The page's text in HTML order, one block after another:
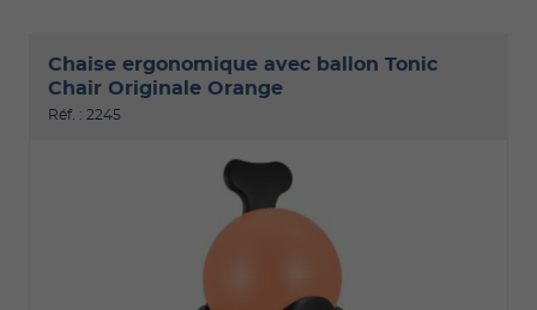
Chaise ergonomique avec ballon Tonic
Chair Originale Orange
Réf. : 2245